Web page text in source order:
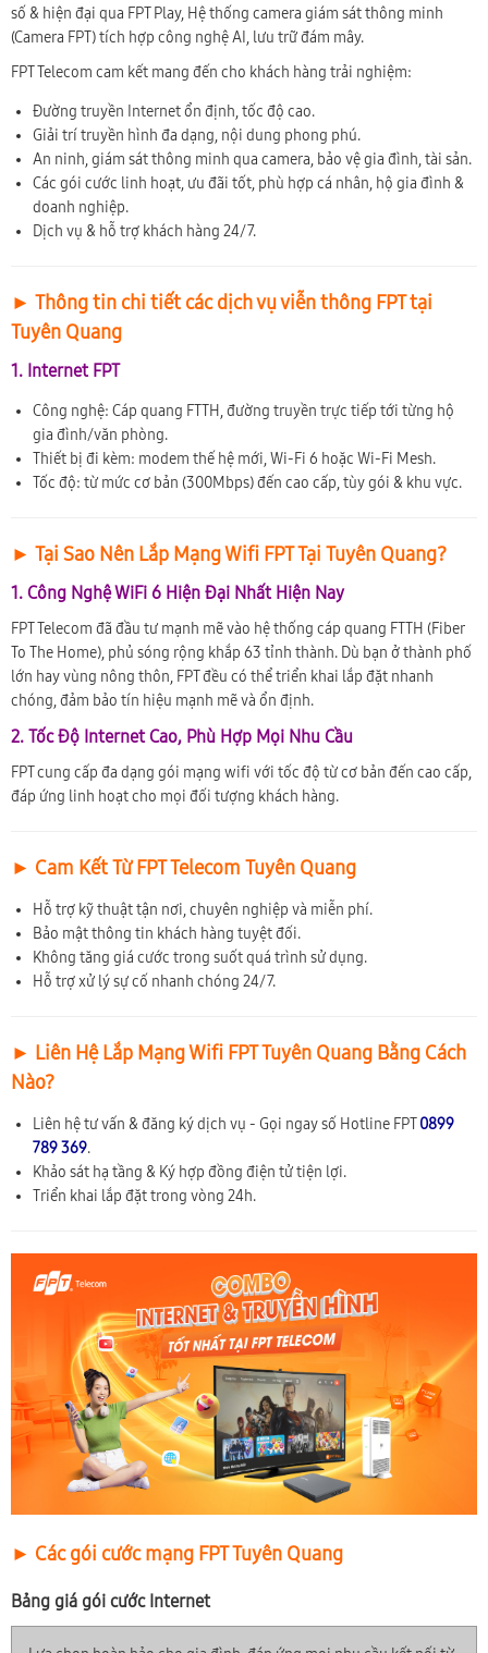
số & hiện đại qua FPT Play, Hệ thống camera giám sát thông minh
(Camera FPT) tích hợp công nghệ AI, lưu trữ đám mây.
FPT Telecom cam kết mang đến cho khách hàng trải nghiệm:
Đường truyền Internet ổn định, tốc độ cao.
Giải trí truyền hình đa dạng, nội dung phong phú.
An ninh, giám sát thông minh qua camera, bảo vệ gia đình, tài sản.
Các gói cước linh hoạt, ưu đãi tốt, phù hợp cá nhân, hộ gia đình &
doanh nghiệp.
Dịch vụ & hỗ trợ khách hàng 24/7.
► Thông tin chi tiết các dịch vụ viễn thông FPT tại
Tuyên Quang
1. Internet FPT
Công nghệ: Cáp quang FTTH, đường truyền trực tiếp tới từng hộ
gia đình/văn phòng.
Thiết bị đi kèm: modem thế hệ mới, Wi-Fi 6 hoặc Wi-Fi Mesh.
Tốc độ: từ mức cơ bản (300Mbps) đến cao cấp, tùy gói & khu vực.
► Tại Sao Nên Lắp Mạng Wifi FPT Tại Tuyên Quang?
1. Công Nghệ WiFi 6 Hiện Đại Nhất Hiện Nay
FPT Telecom đã đầu tư mạnh mẽ vào hệ thống cáp quang FTTH (Fiber
To The Home), phủ sóng rộng khắp 63 tỉnh thành. Dù bạn ở thành phố
lớn hay vùng nông thôn, FPT đều có thể triển khai lắp đặt nhanh
chóng, đảm bảo tín hiệu mạnh mẽ và ổn định.
2. Tốc Độ Internet Cao, Phù Hợp Mọi Nhu Cầu
FPT cung cấp đa dạng gói mạng wifi với tốc độ từ cơ bản đến cao cấp,
đáp ứng linh hoạt cho mọi đối tượng khách hàng.
► Cam Kết Từ FPT Telecom Tuyên Quang
Hỗ trợ kỹ thuật tận nơi, chuyên nghiệp và miễn phí.
Bảo mật thông tin khách hàng tuyệt đối.
Không tăng giá cước trong suốt quá trình sử dụng.
Hỗ trợ xử lý sự cố nhanh chóng 24/7.
► Liên Hệ Lắp Mạng Wifi FPT Tuyên Quang Bằng Cách
Nào?
Liên hệ tư vấn & đăng ký dịch vụ - Gọi ngay số Hotline FPT0899
789 369.
Khảo sát hạ tầng & Ký hợp đồng điện tử tiện lợi.
Triển khai lắp đặt trong vòng 24h.
► Các gói cước mạng FPT Tuyên Quang
Bảng giá gói cước Internet